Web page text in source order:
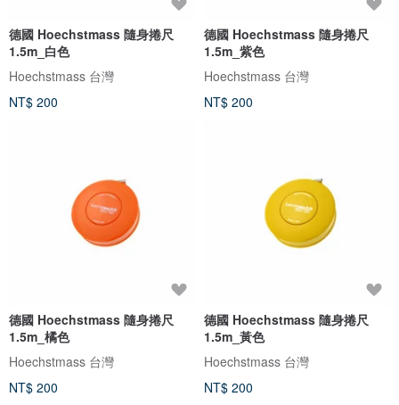
德國 Hoechstmass 隨身捲尺
1.5m_白色
Hoechstmass 台灣
NT$ 200
德國 Hoechstmass 隨身捲尺
1.5m_紫色
Hoechstmass 台灣
NT$ 200
德國 Hoechstmass 隨身捲尺
1.5m_橘色
Hoechstmass 台灣
NT$ 200
德國 Hoechstmass 隨身捲尺
1.5m_黃色
Hoechstmass 台灣
NT$ 200